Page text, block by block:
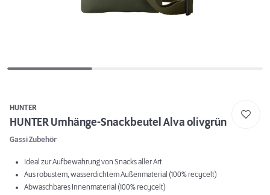
HUNTER
HUNTER Umhänge-Snackbeutel Alva olivgrün
Gassi Zubehör
Ideal zur Aufbewahrung von Snacks aller Art
Aus robustem, wasserdichtem Außenmaterial (100% recycelt)
Abwaschbares Innenmaterial (100% recycelt)